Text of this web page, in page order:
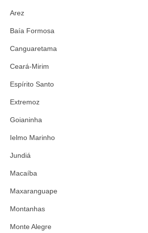
Arez
Baía Formosa
Canguaretama
Ceará-Mirim
Espírito Santo
Extremoz
Goianinha
Ielmo Marinho
Jundiá
Macaíba
Maxaranguape
Montanhas
Monte Alegre